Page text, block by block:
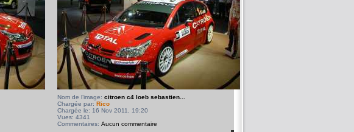
Nom de l’image: citroen c4 loeb sebastien...
Chargée par: Rico
Chargée le: 16 Nov 2011, 19:20
Vues: 4341
Commentaires: Aucun commentaire